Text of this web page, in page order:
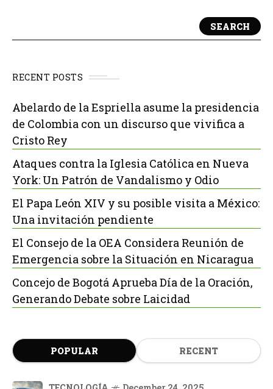
SEARCH
RECENT POSTS
Abelardo de la Espriella asume la presidencia
de Colombia con un discurso que vivifica a
Cristo Rey
Ataques contra la Iglesia Católica en Nueva
York: Un Patrón de Vandalismo y Odio
El Papa León XIV y su posible visita a México:
Una invitación pendiente
El Consejo de la OEA Considera Reunión de
Emergencia sobre la Situación en Nicaragua
Concejo de Bogotá Aprueba Día de la Oración,
Generando Debate sobre Laicidad
POPULAR RECENT